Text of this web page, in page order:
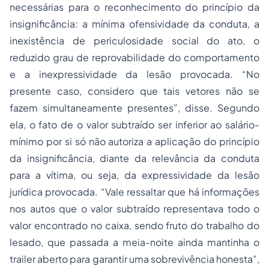
necessárias para o reconhecimento do princípio da
insignificância: a mínima ofensividade da conduta, a
inexistência de periculosidade social do ato, o
reduzido grau de reprovabilidade do comportamento
e a inexpressividade da lesão provocada. “No
presente caso, considero que tais vetores não se
fazem simultaneamente presentes”, disse. Segundo
ela, o fato de o valor subtraído ser inferior ao salário-
mínimo por si só não autoriza a aplicação do princípio
da insignificância, diante da relevância da conduta
para a vítima, ou seja, da expressividade da lesão
jurídica provocada. “Vale ressaltar que há informações
nos autos que o valor subtraído representava todo o
valor encontrado no caixa, sendo fruto do trabalho do
lesado, que passada a meia-noite ainda mantinha o
trailer aberto para garantir uma sobrevivência honesta”,